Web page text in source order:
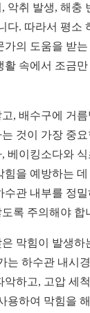
악취 발생, 해충
다. 따라서 평소
의 도움을 받
속에서 조금
, 배수구에 거
것이 가장 중
베이킹소다와
을 예방하는
관 내부를 정
록 주의해야 합
막힘이 발생
는 하수관 내시
하고, 고압 세
용하여 막힘을